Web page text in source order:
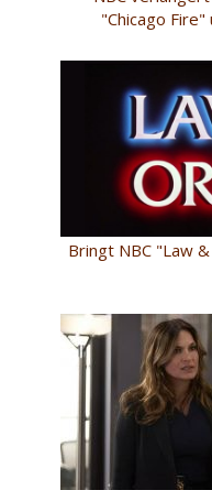
"Chicago
Bringt NBC "Law